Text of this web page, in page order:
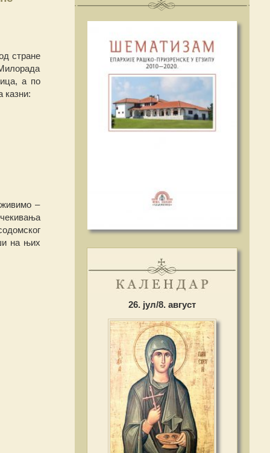
стране
а по
казни:
–
на њих
26. јул/8. август